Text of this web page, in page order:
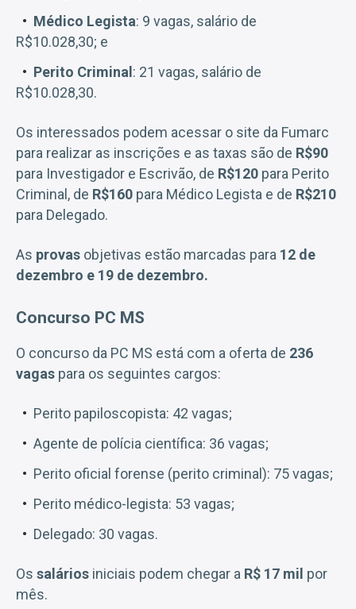
Médico Legista: 9 vagas, salário de
R$10.028,30; e
Perito Criminal : 21 vagas, salário de
R$10.028,30.
Os interessados podem acessar o site da Fumarc
para realizar as inscrições e as taxas são de R$90
para Investigador e Escrivão, de R$120 para Perito
Criminal, de R$160 para Médico Legista e de R$210
para Delegado.
As provas objetivas estão marcadas para 12 de
dezembro e 19 de dezembro.
Concurso PC MS
O concurso da PC MS está com a oferta de 236
vagas para os seguintes cargos:
Perito papiloscopista: 42 vagas;
Agente de polícia científica: 36 vagas;
Perito oficial forense (perito criminal): 75 vagas;
Perito médico-legista: 53 vagas;
Delegado: 30 vagas.
Os salários iniciais podem chegar a R$ 17 mil por
mês.